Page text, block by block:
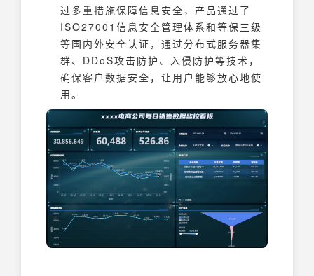
过多重措施保障信息安全，产品通过了
ISO27001信息安全管理体系和等保三级
等国内外安全认证，通过分布式服务器集
群、DDoS攻击防护、入侵防护等技术，
确保客户数据安全，让用户能够放心地使
用。